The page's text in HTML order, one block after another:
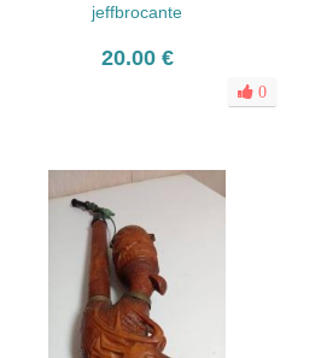
jeffbrocante
20.00 €
0